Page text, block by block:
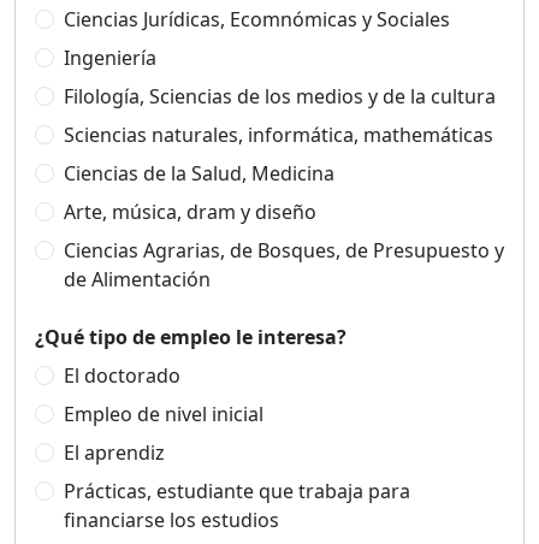
Ciencias Jurídicas, Ecomnómicas y Sociales
Ingeniería
Filología, Sciencias de los medios y de la cultura
Sciencias naturales, informática, mathemáticas
Ciencias de la Salud, Medicina
Arte, música, dram y diseño
Ciencias Agrarias, de Bosques, de Presupuesto y
de Alimentación
¿Qué tipo de empleo le interesa?
El doctorado
Empleo de nivel inicial
El aprendiz
Prácticas, estudiante que trabaja para
financiarse los estudios